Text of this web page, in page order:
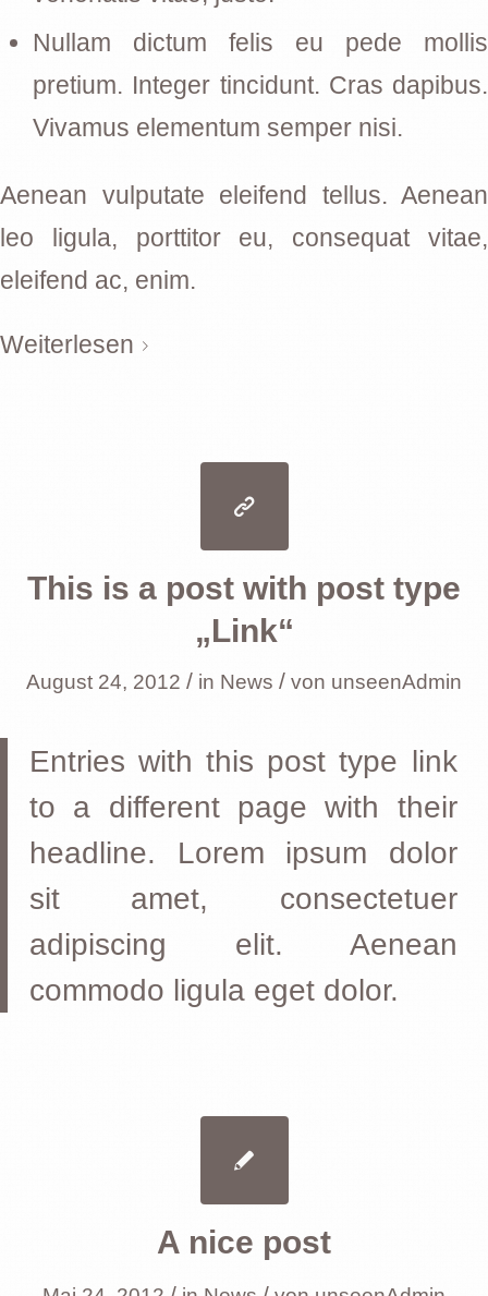
Nullam dictum felis eu pede mollis
pretium. Integer tincidunt. Cras dapibus.
Vivamus elementum semper nisi.
Aenean vulputate eleifend tellus. Aenean
leo ligula, porttitor eu, consequat vitae,
eleifend ac, enim.
Weiterlesen
This is a post with post type
„Link“
August 24, 2012 / in News / von unseenAdmin
Entries with this post type link
to a different page with their
headline. Lorem ipsum dolor
sit amet, consectetuer
adipiscing elit. Aenean
commodo ligula eget dolor.
A nice post